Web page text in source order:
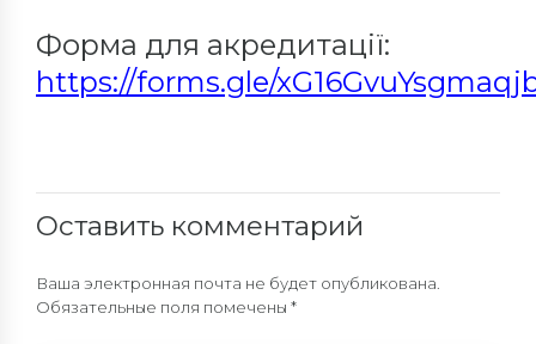
Форма для акредитації:
https://forms.gle/
Оставить комментарий
Ваша электронная почта не будет опубликована.
Обязательные поля помечены *